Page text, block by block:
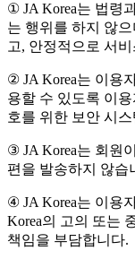
① JA Korea는 법령
는 행위를 하지 않
고, 안정적으로 서
② JA Korea는 이용
용할 수 있도록 이
호를 위한 보안 시
③ JA Korea는 회원
편을 발송하지 않습
④ JA Korea는 이용
Korea의 고의 또는
책임을 부담합니다.